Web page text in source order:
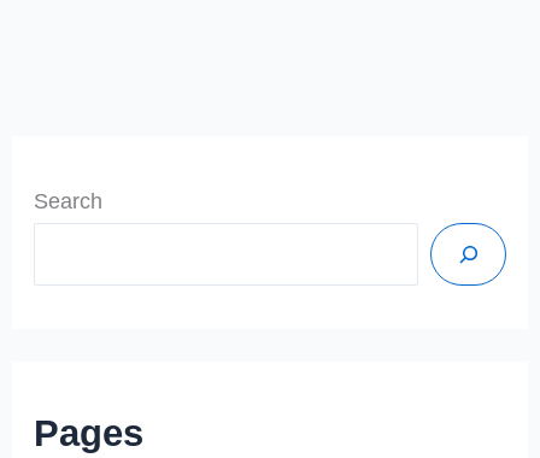
Search
Pages